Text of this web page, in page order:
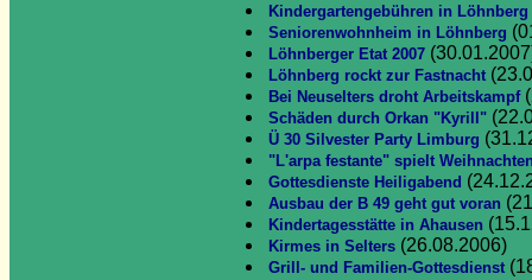
Kindergartengebühren in Löhnberg
Seniorenwohnheim in Löhnberg
Löhnberger Etat 2007
Löhnberg rockt zur Fastnacht
Bei Neuselters droht Arbeitskampf
Schäden durch Orkan "Kyrill"
Ü 30 Silvester Party Limburg
"L'arpa festante" spielt
Gottesdienste Heiligabend
Ausbau der B 49 geht gut voran
Kindertagesstätte in Ahausen
Kirmes in Selters (26.08.2006)
Grill- und Familien-Gottesdienst